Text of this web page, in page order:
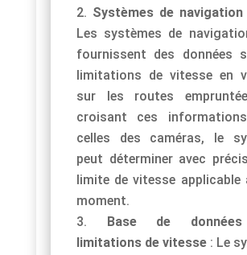
Systèmes de navigation
Les systèmes de
fournissent des données
limitations de vitesse en
sur les routes
croisant ces
celles des caméras, le
peut déterminer avec
limite de vitesse
moment.
Base de
limitations de vitesse: Le